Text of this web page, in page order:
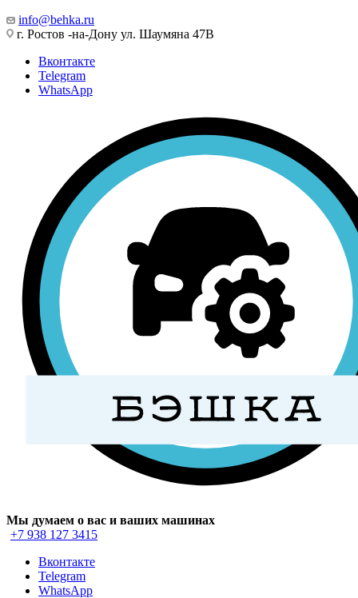
info@behka.ru
г. Ростов -на-Дону ул. Шаумяна 47В
Вконтакте
Telegram
WhatsApp
Мы думаем о вас и ваших машинах
+7 938 127 3415
Вконтакте
Telegram
WhatsApp